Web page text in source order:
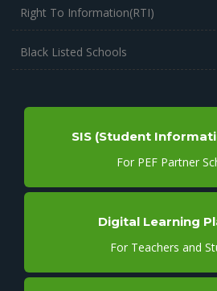
Right To Information(RTI)
Black Listed Schools
SIS (Student
For PEF Partner
Digital Learning
For Teachers and